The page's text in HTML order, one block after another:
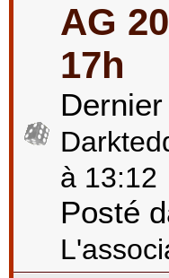
AG
17h
à 13:12
Posté